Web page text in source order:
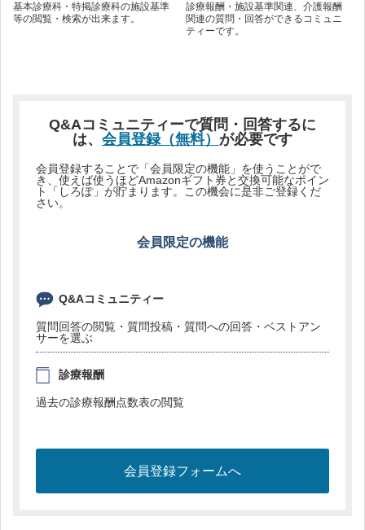
基本診療科・特掲診療科の施設基準
等の閲覧・検索が出来ます。
診療報酬・施設基準関連、介護報酬
関連の質問・回答ができるコミュニ
ティーです。
Q&Aコミュニティーで質問・回答するに
は、 会員登録（無料） が必要です
会員登録することで「会員限定の機能」を使うことがで
き、使えば使うほどAmazonギフト券と交換可能なポイン
ト「しろぽ」が貯まります。この機会に是非ご登録くだ
さい。
会員限定の機能
Q&Aコミュニティー
質問回答の閲覧・質問投稿・質問への回答・ベストアン
サーを選ぶ
診療報酬
過去の診療報酬点数表の閲覧
会員登録フォームへ